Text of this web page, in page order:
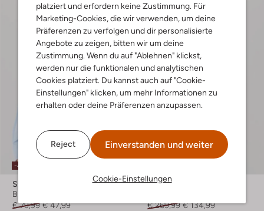
platziert und erfordern keine Zustimmung. Für
Marketing-Cookies, die wir verwenden, um deine
Präferenzen zu verfolgen und dir personalisierte
Angebote zu zeigen, bitten wir um deine
Zustimmung. Wenn du auf "Ablehnen" klickst,
werden nur die funktionalen und analytischen
Cookies platziert. Du kannst auch auf "Cookie-
Einstellungen" klicken, um mehr Informationen zu
erhalten oder deine Präferenzen anzupassen.
Reject Einverstanden und weiter
Cookie-Einstellungen
-40%
Studio Amaya
Blazer
€ 79,99 € 47,99
Japan Tky
€ 269,99 € 134,99